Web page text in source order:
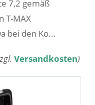
7,2 gemäß
T-MAX
bei den Ko...
Versandkosten)